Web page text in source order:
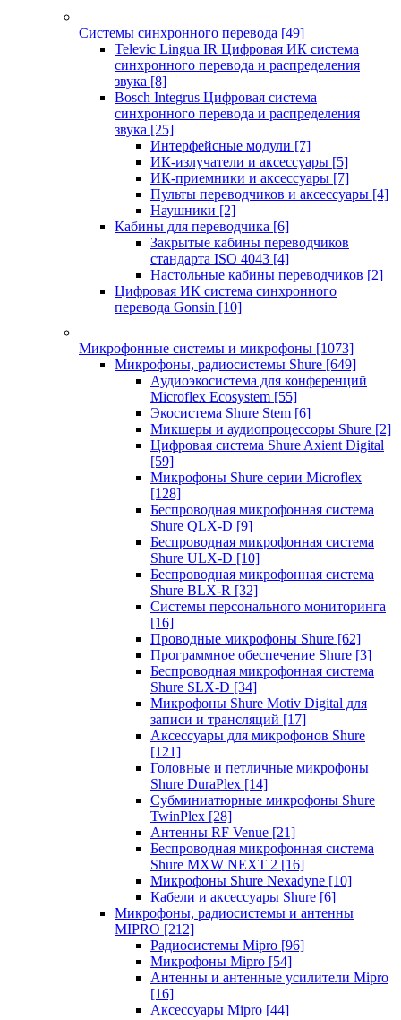
Системы синхронного перевода [49]
Televic Lingua IR Цифровая ИК система
синхронного перевода и распределения
звука [8]
Bosch Integrus Цифровая система
синхронного перевода и распределения
звука [25]
Интерфейсные модули [7]
ИК-излучатели и аксессуары [5]
ИК-приемники и аксессуары [7]
Пульты переводчиков и аксессуары [4]
Наушники [2]
Кабины для переводчика [6]
Закрытые кабины переводчиков
стандарта ISO 4043 [4]
Настольные кабины переводчиков [2]
Цифровая ИК система синхронного
перевода Gonsin [10]
Микрофонные системы и микрофоны [1073]
Микрофоны, радиосистемы Shure [649]
Аудиоэкосистема для конференций
Microflex Ecosystem [55]
Экосистема Shure Stem [6]
Микшеры и аудиопроцессоры Shure [2]
Цифровая система Shure Axient Digital
[59]
Микрофоны Shure серии Microflex
[128]
Беспроводная микрофонная система
Shure QLX-D [9]
Беспроводная микрофонная система
Shure ULX-D [10]
Беспроводная микрофонная система
Shure BLX-R [32]
Системы персонального мониторинга
[16]
Проводные микрофоны Shure [62]
Программное обеспечение Shure [3]
Беспроводная микрофонная система
Shure SLX-D [34]
Микрофоны Shure Motiv Digital для
записи и трансляций [17]
Аксессуары для микрофонов Shure
[121]
Головные и петличные микрофоны
Shure DuraPlex [14]
Субминиатюрные микрофоны Shure
TwinPlex [28]
Антенны RF Venue [21]
Беспроводная микрофонная система
Shure MXW NEXT 2 [16]
Микрофоны Shure Nexadyne [10]
Кабели и аксессуары Shure [6]
Микрофоны, радиосистемы и антенны
MIPRO [212]
Радиосистемы Mipro [96]
Микрофоны Mipro [54]
Антенны и антенные усилители Mipro
[16]
Аксессуары Mipro [44]